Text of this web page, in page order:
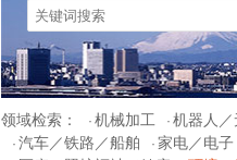
领域检索： · 机械加工 · 机器人
· 汽车／铁路／船舶 · 家电／电子